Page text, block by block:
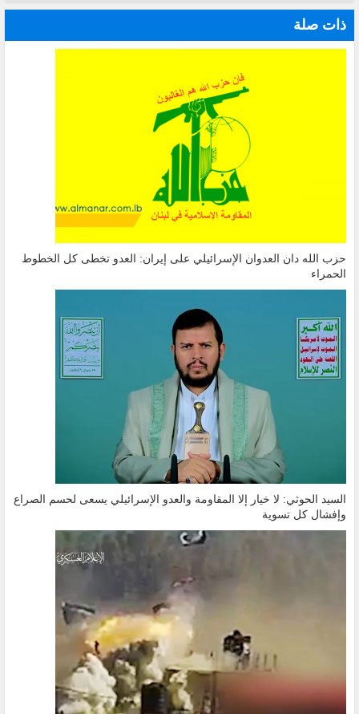
ذات صلة
حزب الله دان العدوان الإسرائيلي على إيران: العدو تخطى كل الخطوط
الحمراء
السيد الحوثي: لا خيار إلا المقاومة والعدو الإسرائيلي يسعى لحسم الصراع
وإفشال كل تسوية